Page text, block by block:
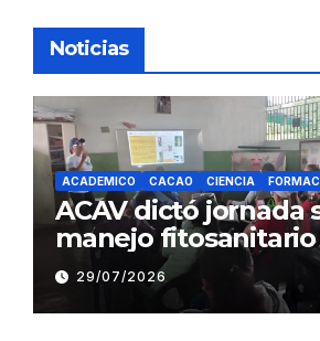
Noticias
ACADEMICO CACAO CIENCIA
ACAV dictó jornada
manejo
cacao a
estado Barinas
29/07/2026